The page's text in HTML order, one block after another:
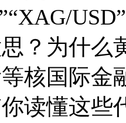
？为什么
核国际金
读懂这些